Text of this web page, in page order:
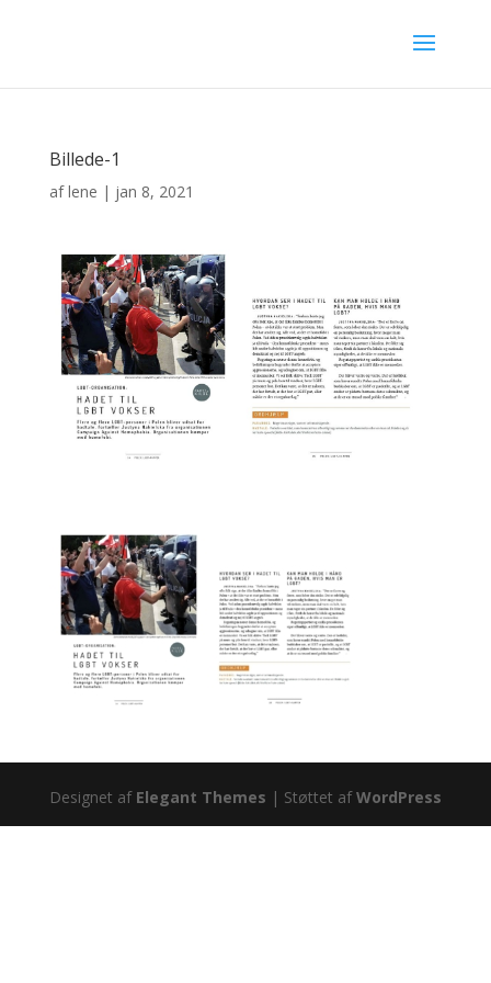
Billede-1
aflene | jan 8, 2021
Designet af Elegant Themes | Støttet afWordPress